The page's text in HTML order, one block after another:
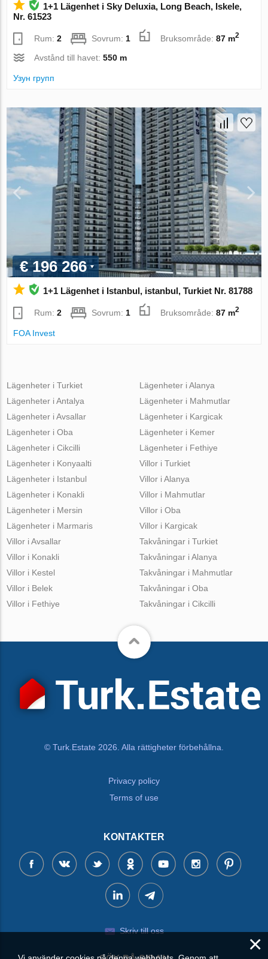
1+1 Lägenhet i Sky Deluxia, Long Beach, Iskele,
Nr. 61523
Rum:2 Sovrum: 1 Bruksområde:87 m2
Avstånd till havet:550 m
Узун групп
€ 196 266
1+1 Lägenhet i Istanbul, istanbul, Turkiet Nr. 81788
Rum:2 Sovrum: 1 Bruksområde:87 m2
FOA Invest
Lägenheter i Turkiet
Lägenheter i Antalya
Lägenheter i Avsallar
Lägenheter i Oba
Lägenheter i Cikcilli
Lägenheter i Alanya
Lägenheter i Mahmutlar
Lägenheter i Kargicak
Lägenheter i Kemer
Lägenheter i Fethiye
Lägenheter i Konyaalti
Lägenheter i Istanbul
Lägenheter i Konakli
Lägenheter i Mersin
Lägenheter i Marmaris
Villor i Turkiet
Villor i Alanya
Villor i Mahmutlar
Villor i Oba
Villor i Kargicak
Villor i Avsallar
Villor i Konakli
Villor i Kestel
Villor i Belek
Villor i Fethiye
Takvåningar i Turkiet
Takvåningar i Alanya
Takvåningar i Mahmutlar
Takvåningar i Oba
Takvåningar i Cikcilli
© Turk.Estate 2026. Alla rättigheter förbehållna.
Privacy policy
Terms of use
KONTAKTER
Skriv till oss
×